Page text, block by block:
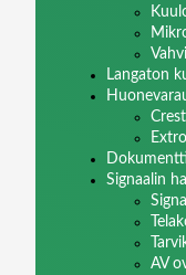
Langaton
Signaalin
AV